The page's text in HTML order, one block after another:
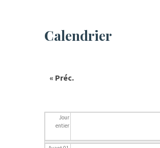
Calendrier
« Préc.
Jour
entier